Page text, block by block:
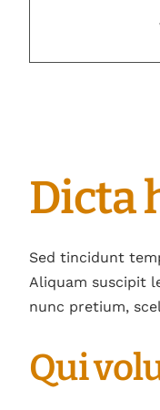
Dicta
Sed tincidunt
Aliquam suscipit
nunc pretium,
Qui